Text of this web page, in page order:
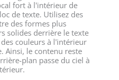
fort à l'intérieur de
de texte. Utilisez des
des formes plus
solides derrière le texte
couleurs à l'intérieur
Ainsi, le contenu reste
plan passe du ciel à